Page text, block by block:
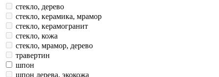
сталь
стекло
стекло, дерево
стекло, керамика, мрамор
стекло, керамогранит
стекло, кожа
стекло, мрамор, дерево
травертин